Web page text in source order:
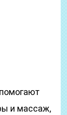
и массаж,